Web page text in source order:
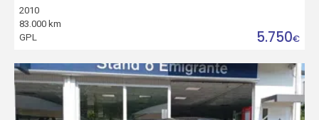
2010
83.000 km
GPL
5.750€